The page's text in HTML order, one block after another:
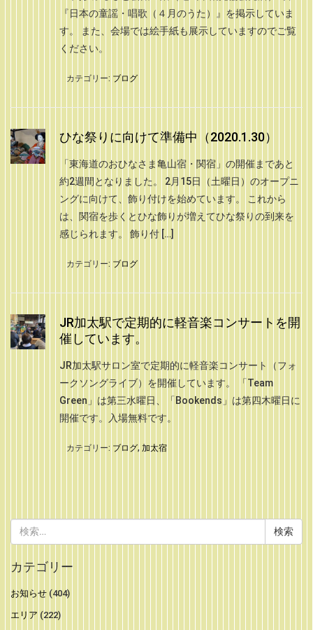
『日本の童謡・唱歌（４月のうた）』を掲示していま
す。 また、会場では絵手紙も展示していますのでご覧
ください。
カテゴリー: ブログ
ひな祭りに向けて準備中（2020.1.30）
「東海道のおひなさま亀山宿・関宿」の開催まであと
約2週間となりました。 2月15日（土曜日）のオープニ
ングに向けて、飾り付けを始めています。 これから
は、関宿を歩くとひな飾りが増えてひな祭りの到来を
感じられます。 飾り付 […]
カテゴリー: ブログ
JR加太駅で定期的に軽音楽コンサートを開
催しています。
JR加太駅サロン室で定期的に軽音楽コンサート（フォ
ークソングライブ）を開催しています。 「Team
Green」は第三水曜日、「Bookends」は第四木曜日に
開催です。入場無料です。
カテゴリー: ブログ, 加太宿
索:
カテゴリー
お知らせ (404)
エリア (222)